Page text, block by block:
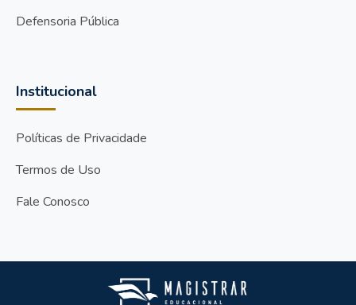
Defensoria Pública
Institucional
Políticas de Privacidade
Termos de Uso
Fale Conosco